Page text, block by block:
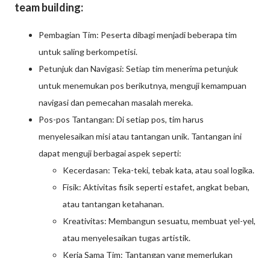
team building:
Pembagian Tim: Peserta dibagi menjadi beberapa tim
untuk saling berkompetisi.
Petunjuk dan Navigasi: Setiap tim menerima petunjuk
untuk menemukan pos berikutnya, menguji kemampuan
navigasi dan pemecahan masalah mereka.
Pos-pos Tantangan: Di setiap pos, tim harus
menyelesaikan misi atau tantangan unik. Tantangan ini
dapat menguji berbagai aspek seperti:
Kecerdasan: Teka-teki, tebak kata, atau soal logika.
Fisik: Aktivitas fisik seperti estafet, angkat beban,
atau tantangan ketahanan.
Kreativitas: Membangun sesuatu, membuat yel-yel,
atau menyelesaikan tugas artistik.
Kerja Sama Tim: Tantangan yang memerlukan